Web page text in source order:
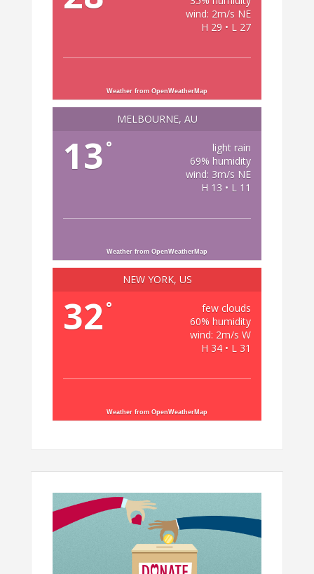
wind: 2m/s NE
H 29 • L 27
Weather from OpenWeatherMap
MELBOURNE, AU
13 °
light rain
69% humidity
wind: 3m/s NE
H 13 • L 11
Weather from OpenWeatherMap
NEW YORK, US
32 °
few clouds
60% humidity
wind: 2m/s W
H 34 • L 31
Weather from OpenWeatherMap